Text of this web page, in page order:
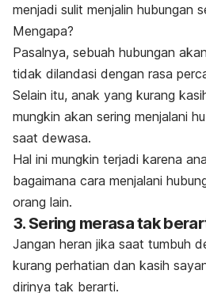
menjadi sulit menjalin hubungan
Mengapa?
Pasalnya, sebuah hubungan
tidak dilandasi dengan rasa
Selain itu, anak yang kurang
mungkin akan sering menjalani
saat dewasa.
Hal ini mungkin terjadi karena
bagaimana cara menjalani
orang lain.
3. Sering merasa tak
Jangan heran jika saat tumbuh
kurang perhatian dan kasih
dirinya tak berarti.